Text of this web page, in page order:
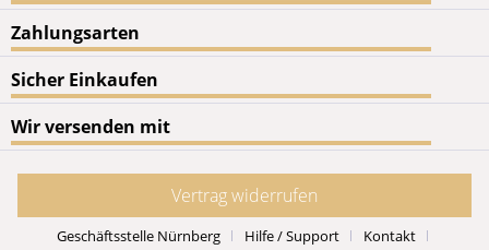
Zahlungsarten
Sicher Einkaufen
Wir versenden mit
Vertrag widerrufen
Geschäftsstelle Nürnberg Hilfe / Support Kontakt